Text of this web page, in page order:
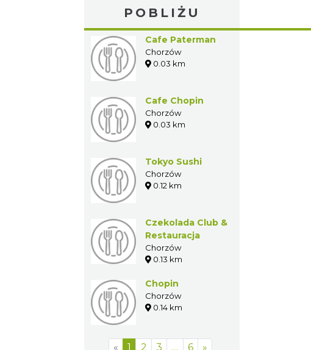
1 2 3 … 6
GASTRONOMIA W
Cafe Paterman
Chorzów
Cafe Chopin
Chorzów
Tokyo Sushi
Chorzów
0.12 km
Czekolada Club
& Restauracja